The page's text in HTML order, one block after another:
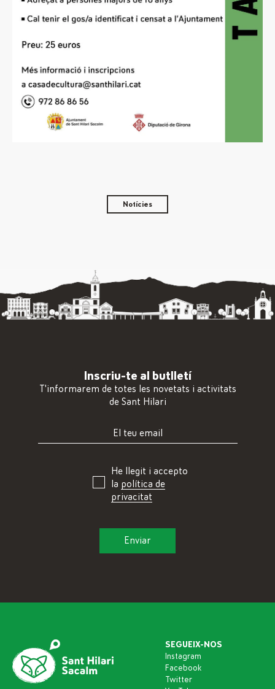
Notícies
Inscriu-te al butlletí
T'informarem de totes les novetats i activitats
de Sant Hilari
He llegit i accepto
la política de
privacitat
SEGUEIX-NOS
Instagram
Facebook
Twitter